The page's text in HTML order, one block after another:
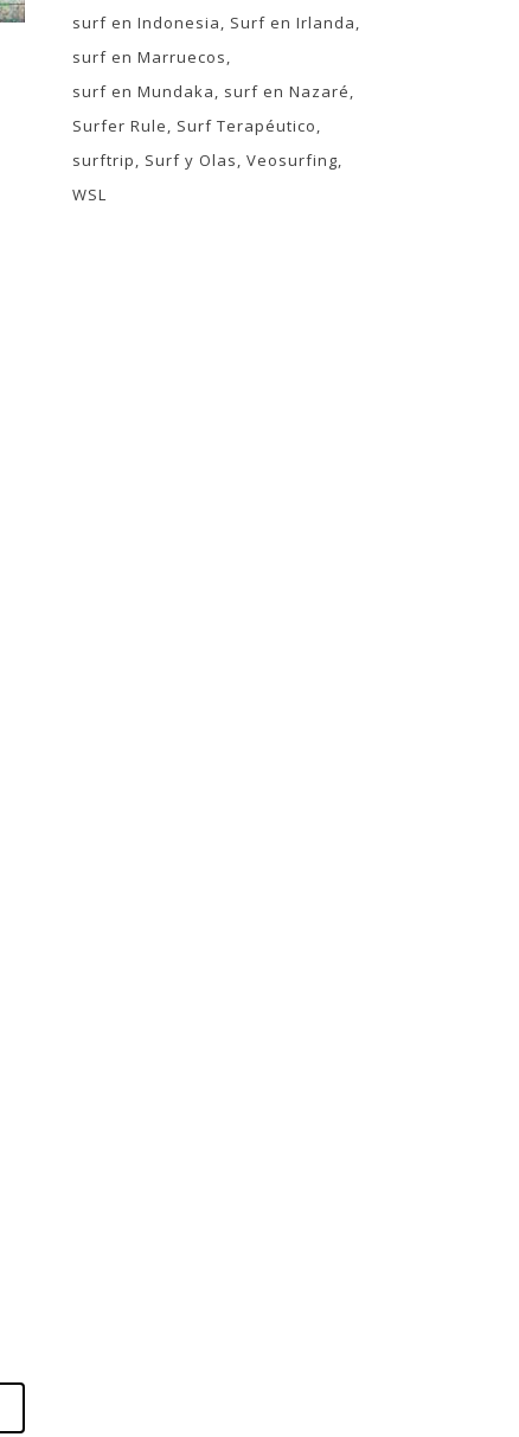
surf en Indonesia
Surf en Irlanda
surf en Marruecos
surf en Mundaka
surf en Nazaré
Surfer Rule
Surf Terapéutico
surftrip
Surf y Olas Veosurfing
WSL